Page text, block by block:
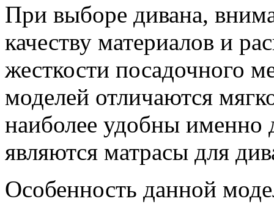
При выборе дивана,
качеству материалов и
жесткости посадочного
моделей отличаются
наиболее удобны
являются матрасы для
Особенность данной